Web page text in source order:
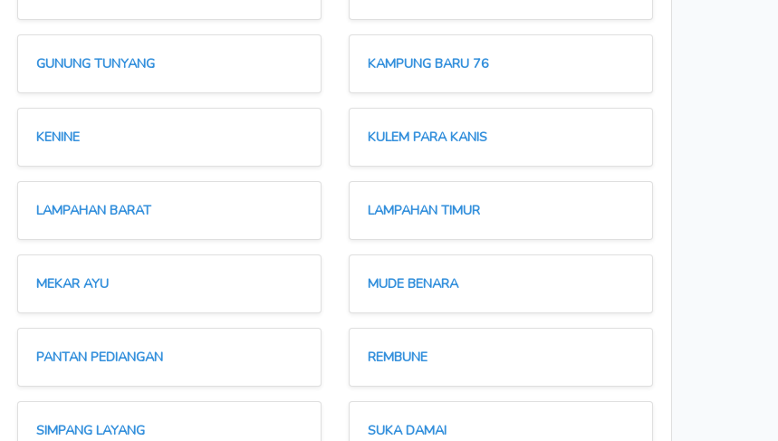
GUNUNG TUNYANG KAMPUNG BARU 76
KENINE KULEM PARA KANIS
LAMPAHAN BARAT LAMPAHAN TIMUR
MEKAR AYU MUDE BENARA
PANTAN PEDIANGAN REMBUNE
SIMPANG LAYANG SUKA DAMAI